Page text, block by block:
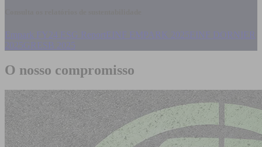
Empark FY24 ESG ReportEINF EMPARK 2025EINF DORNIER
2025GRESB 2025
O nosso compromisso